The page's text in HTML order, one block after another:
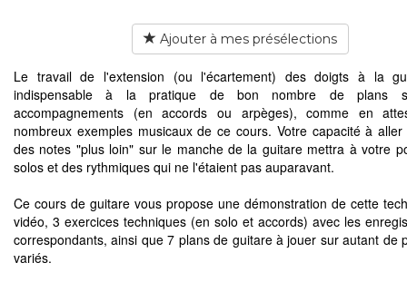
Ajouter à mes présélections
Le travail de l'extension (ou l'écartement) des doigts à la
indispensable à la pratique de bon nombre de plans
accompagnements (en accords ou arpèges), comme en
nombreux exemples musicaux de ce cours. Votre capacité à aller
des notes "plus loin" sur le manche de la guitare mettra à votre
solos et des rythmiques qui ne l'étaient pas auparavant.
Ce cours de guitare vous propose une démonstration de cette
vidéo, 3 exercices techniques (en solo et accords) avec les
correspondants, ainsi que 7 plans de guitare à jouer sur autant de
variés.